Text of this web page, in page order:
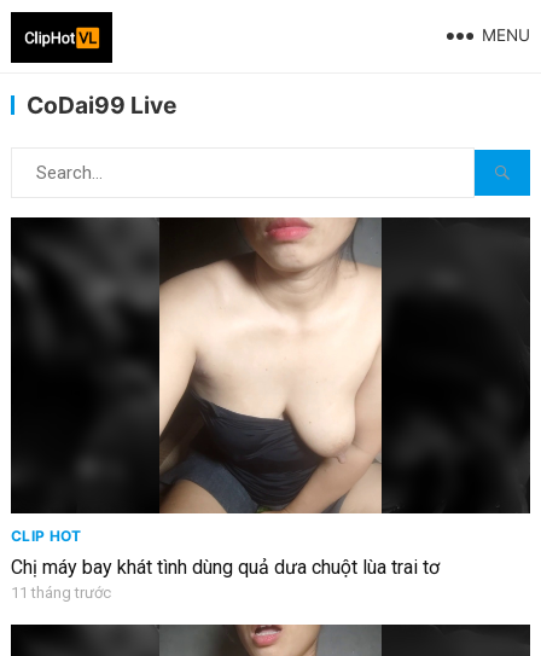
MENU
CoDai99 Live
CLIP HOT
Chị máy bay khát tình dùng quả dưa chuột lùa trai tơ
11 tháng trước